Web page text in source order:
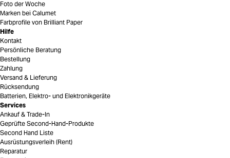
Foto der Woche
Marken bei Calumet
Farbprofile von Brilliant Paper
Hilfe
Kontakt
Persönliche Beratung
Bestellung
Zahlung
Versand & Lieferung
Rücksendung
Batterien, Elektro- und Elektronikgeräte
Services
Ankauf & Trade-In
Geprüfte Second-Hand-Produkte
Second Hand Liste
Ausrüstungsverleih (Rent)
Reparatur